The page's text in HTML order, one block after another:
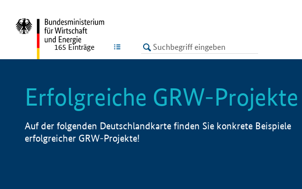
LISTE
165 Einträge
Erfolgreiche GRW-Projekte
Auf der folgenden Deutschlandkarte finden Sie konkrete Beispiele
erfolgreicher GRW-Projekte!